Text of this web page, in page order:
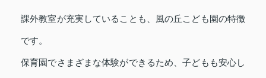
課外教室が充実していることも、風の丘こども園の特徴
です。
保育園でさまざまな体験ができるため、子どもも安心し